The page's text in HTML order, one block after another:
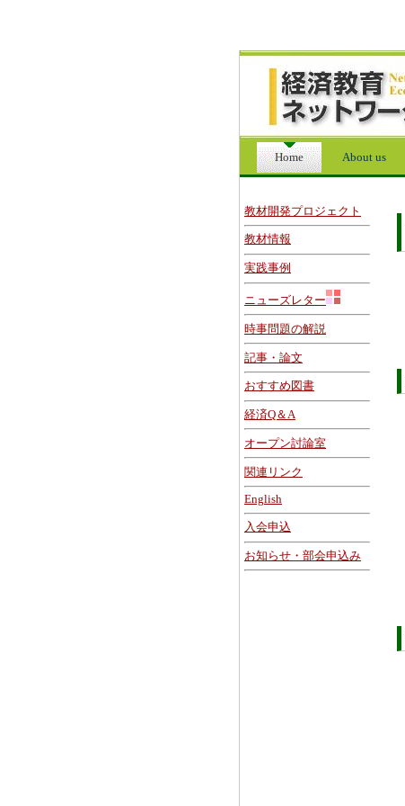
Home About us
教材開発プロジェクト
教材情報
実践事例
ニューズレター
時事問題の解説
記事・論文
おすすめ図書
経済Q＆A
オープン討論室
関連リンク
English
入会申込
お知らせ・部会申込み